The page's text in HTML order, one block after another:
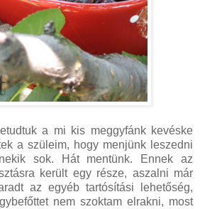
a mi kis meggyfánk kevéske
a szüleim, hogy menjünk leszedni
sok. Hát mentünk. Ennek az
került egy része, aszalni már
az egyéb tartósítási lehetőség,
nem szoktam elrakni, most